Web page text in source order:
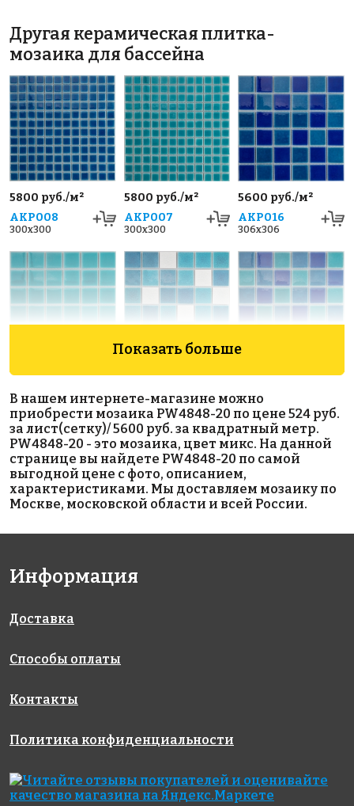
Другая керамическая плитка-
мозаика для бассейна
5800 руб./м²
AKP008
300x300
5800 руб./м²
AKP007
300x300
5600 руб./м²
AKP016
306x306
5600 руб./м²
AKP017
306x306
5600 руб./м²
AKP024
306x306
5600 руб./м²
AKP014
306x306
AKP026
306x306
AKP003
300x300
AKP010
AKP023
Показать больше
В нашем интернете-магазине можно
приобрести мозаика PW4848-20 по цене 524 руб.
за лист(сетку)/ 5600 руб. за квадратный метр.
PW4848-20 - это мозаика, цвет микс. На данной
странице вы найдете PW4848-20 по самой
выгодной цене с фото, описанием,
характеристиками. Мы доставляем мозаику по
Москве, московской области и всей России.
Информация
Доставка
Способы оплаты
Контакты
Политика конфиденциальности